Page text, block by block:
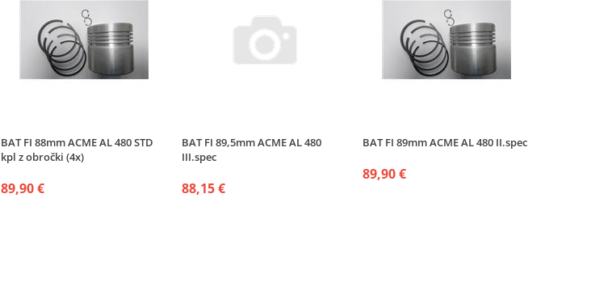
BAT FI 88mm ACME AL 480 STD
kpl z obročki (4x)
89,90 €
BAT FI 89,5mm ACME AL 480
III.spec
88,15 €
BAT FI 89mm ACME AL 480 II.spec
89,90 €